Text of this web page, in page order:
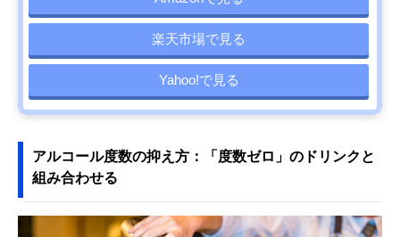
楽天市場で見る
Yahoo!で見る
アルコール度数の抑え方：「度数ゼロ」のドリンクと
組み合わせる